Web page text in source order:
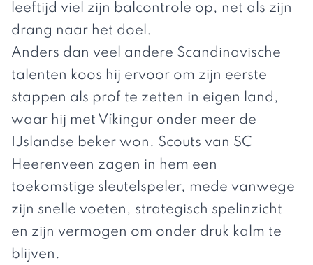
leeftijd viel zijn balcontrole op, net als zijn
drang naar het doel.
Anders dan veel andere Scandinavische
talenten koos hij ervoor om zijn eerste
stappen als prof te zetten in eigen land,
waar hij met Víkingur onder meer de
IJslandse beker won. Scouts van SC
Heerenveen zagen in hem een
toekomstige sleutelspeler, mede vanwege
zijn snelle voeten, strategisch spelinzicht
en zijn vermogen om onder druk kalm te
blijven.